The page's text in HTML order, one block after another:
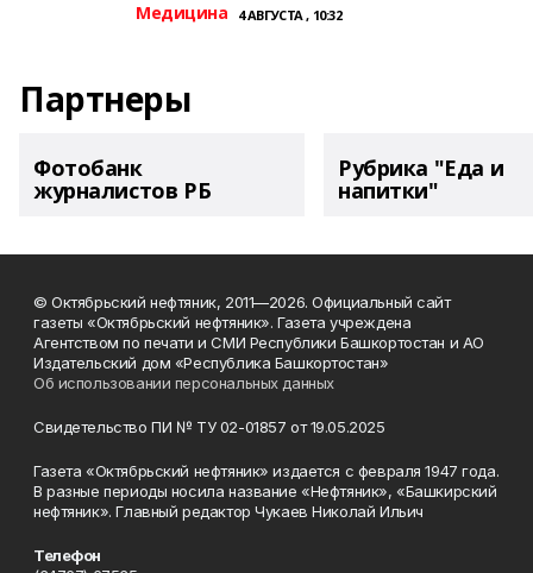
Медицина 4 АВГУСТА , 10:32
Партнеры
Фотобанк
журналистов РБ
Рубрика "Еда и
напитки"
© Октябрьский нефтяник, 2011—2026. Официальный сайт
газеты «Октябрьский нефтяник». Газета учреждена
Агентством по печати и СМИ Республики Башкортостан и АО
Издательский дом «Республика Башкортостан»
Об использовании персональных данных
Свидетельство ПИ № ТУ 02-01857 от 19.05.2025
Газета «Октябрьский нефтяник» издается с февраля 1947 года.
В разные периоды носила название «Нефтяник», «Башкирский
нефтяник». Главный редактор Чукаев Николай Ильич
Телефон